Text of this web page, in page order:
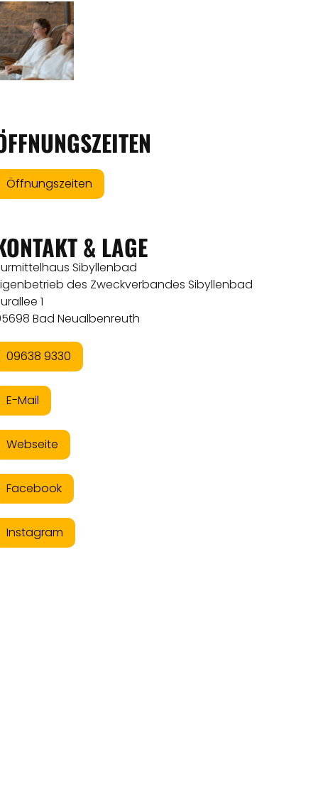
Öffnungszeiten
& LAGE
Sibyllenbad
des Zweckverbandes Sibyllenbad
1
Bad Neualbenreuth
09638 9330
E-Mail
Webseite
Facebook
Instagram